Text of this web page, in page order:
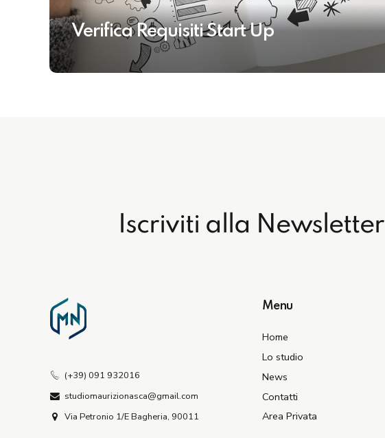
Verifica Requisiti Start Up
Iscriviti alla Newsletter
(+39) 091 932016
studiomaurizionasca@gmail.com
Via Petronio 1/E Bagheria, 90011
Menu
Home
Lo studio
News
Contatti
Area Privata